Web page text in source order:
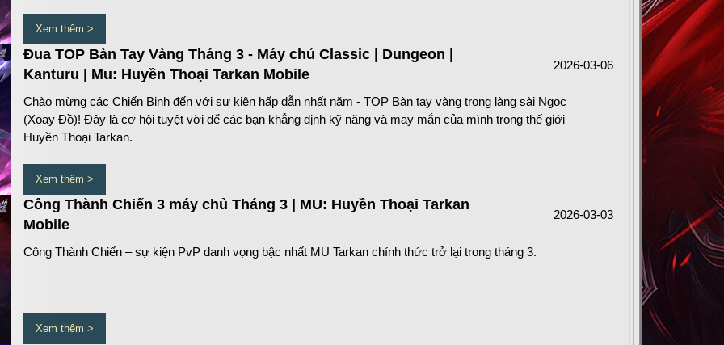
Xem thêm >
Đua TOP Bàn Tay Vàng Tháng 3 - Máy chủ Classic | Dungeon |
Kanturu | Mu: Huyền Thoại Tarkan Mobile
2026-03-06
Chào mừng các Chiến Binh đến với sự kiện hấp dẫn nhất năm - TOP Bàn tay vàng trong làng sài Ngọc
(Xoay Đồ)! Đây là cơ hội tuyệt vời để các bạn khẳng định kỹ năng và may mắn của mình trong thế giới
Huyền Thoại Tarkan.
Xem thêm >
Công Thành Chiến 3 máy chủ Tháng 3 | MU: Huyền Thoại Tarkan
Mobile
2026-03-03
Công Thành Chiến – sự kiện PvP danh vọng bậc nhất MU Tarkan chính thức trở lại trong tháng 3.
Xem thêm >